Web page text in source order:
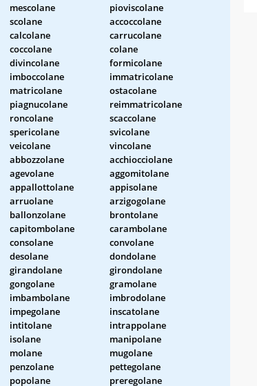
mescolane
pioviscolane
scolane
accoccolane
calcolane
carrucolane
coccolane
colane
divincolane
formicolane
imboccolane
immatricolane
matricolane
ostacolane
piagnucolane
reimmatricolane
roncolane
scaccolane
spericolane
svicolane
veicolane
vincolane
abbozzolane
acchiocciolane
agevolane
aggomitolane
appallottolane
appisolane
arruolane
arzigogolane
ballonzolane
brontolane
capitombolane
carambolane
consolane
convolane
desolane
dondolane
girandolane
girondolane
gongolane
gramolane
imbambolane
imbrodolane
impegolane
inscatolane
intitolane
intrappolane
isolane
manipolane
molane
mugolane
penzolane
pettegolane
popolane
preregolane